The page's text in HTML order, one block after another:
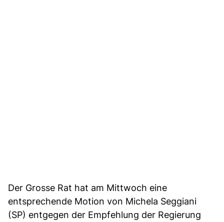
Der Grosse Rat hat am Mittwoch eine
entsprechende Motion von Michela Seggiani
(SP) entgegen der Empfehlung der Regierung